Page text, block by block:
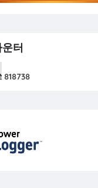
터
818738